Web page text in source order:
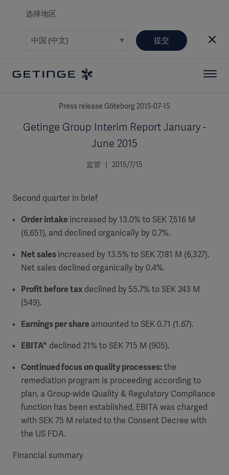
选择地区
提交
Press release Göteborg 2015-07-15
Getinge Group Interim Report January -
June 2015
监管 | 2015/7/15
Second quarter in brief
Order intake increased by 13.0% to SEK 7,516 M
(6,651), and declined organically by 0.7%.
Net salesincreased by 13.5% to SEK 7,181 M (6,327).
Net sales declined organically by 0.4%.
Profit before tax declined by55.7% to SEK 243 M
(549).
Earnings per share amounted to SEK 0.71 (1.67).
EBITA* declined 21% to SEK 715 M (905).
Continued focus on quality processes:the
remediation program is proceeding according to
plan, a Group-wide Quality & Regulatory Compliance
function has been established, EBITA was charged
with SEK 75 M related to the Consent Decree with
the US FDA.
Financial summary